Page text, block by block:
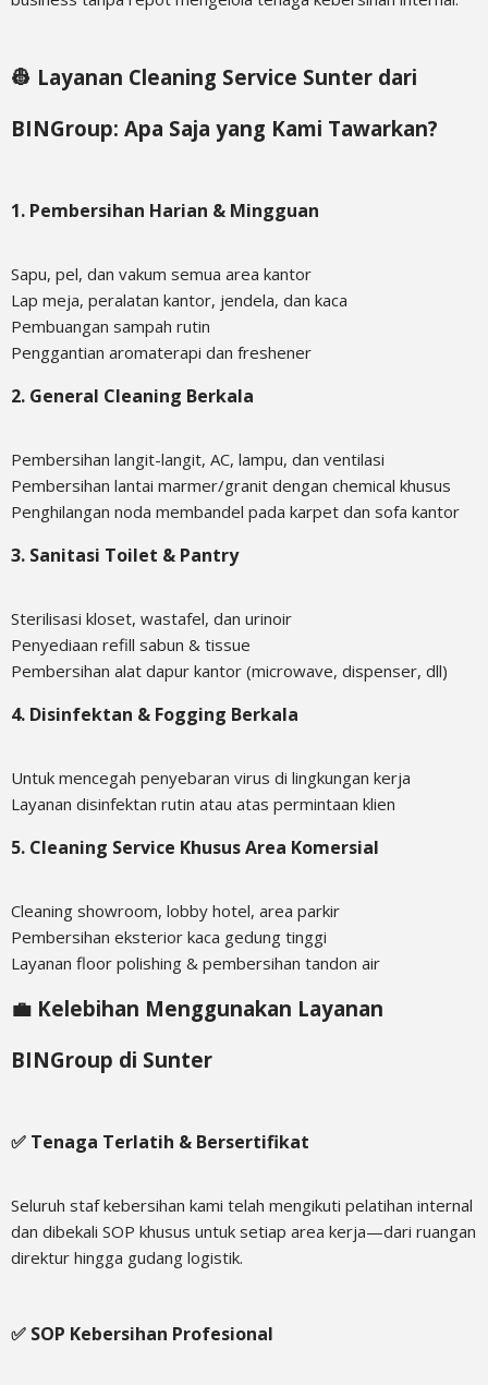
👷 Layanan Cleaning Service Sunter dari
BINGroup: Apa Saja yang Kami Tawarkan?
1. Pembersihan Harian & Mingguan
Sapu, pel, dan vakum semua area kantor
Lap meja, peralatan kantor, jendela, dan kaca
Pembuangan sampah rutin
Penggantian aromaterapi dan freshener
2. General Cleaning Berkala
Pembersihan langit-langit, AC, lampu, dan ventilasi
Pembersihan lantai marmer/granit dengan chemical khusus
Penghilangan noda membandel pada karpet dan sofa kantor
3. Sanitasi Toilet & Pantry
Sterilisasi kloset, wastafel, dan urinoir
Penyediaan refill sabun & tissue
Pembersihan alat dapur kantor (microwave, dispenser, dll)
4. Disinfektan & Fogging Berkala
Untuk mencegah penyebaran virus di lingkungan kerja
Layanan disinfektan rutin atau atas permintaan klien
5. Cleaning Service Khusus Area Komersial
Cleaning showroom, lobby hotel, area parkir
Pembersihan eksterior kaca gedung tinggi
Layanan floor polishing & pembersihan tandon air
💼 Kelebihan Menggunakan Layanan
BINGroup di Sunter
✅ Tenaga Terlatih & Bersertifikat
Seluruh staf kebersihan kami telah mengikuti pelatihan internal
dan dibekali SOP khusus untuk setiap area kerja—dari ruangan
direktur hingga gudang logistik.
✅ SOP Kebersihan Profesional